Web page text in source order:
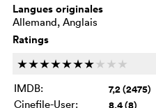
Langues originales
Allemand, Anglais
Ratings
ccccccc c c c
IMDB:
7,2 (2475)
Cinefile-User: 8,4 (8)